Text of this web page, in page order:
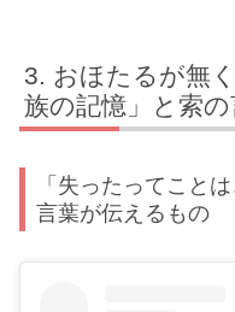
おほたるが無
族の記憶」と索
「失ったってこと
言葉が伝えるもの